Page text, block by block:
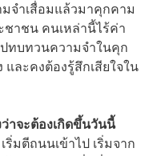
จำเสื่อมแล้วมาคุกคาม
าชน คนเหล่านี้ไร้ค่า
ปทบทวนความจำในคุก
และคงต้องรู้สึกเสียใจใน
าจะต้องเกิดขึ้นวันนี้
ริ่มตีถนนเข้าไป เริ่มจาก